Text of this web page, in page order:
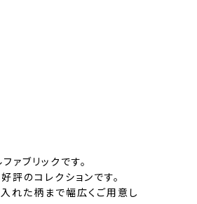
ァブリックです。
評のコレクションです。
れた柄まで幅広くご用意し